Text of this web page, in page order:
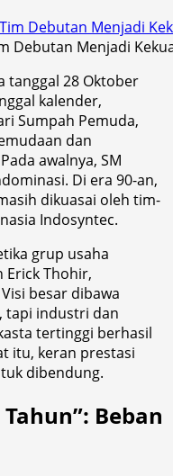
Debutan Menjadi
tanggal 28 Oktober
kalender,
Sumpah Pemuda,
dan
awalnya, SM
Di era 90-an,
dikuasai oleh tim-
Indosyntec.
grup usaha
Erick Thohir,
besar dibawa
tapi industri dan
tertinggi berhasil
itu, keran prestasi
dibendung.
Beban